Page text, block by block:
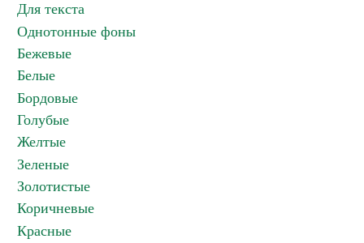
Для текста
Однотонные фоны
Бежевые
Белые
Бордовые
Голубые
Желтые
Зеленые
Золотистые
Коричневые
Красные